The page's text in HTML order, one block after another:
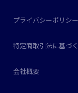
プライバシーポリシー
特定商取引法に基づ
会社概要